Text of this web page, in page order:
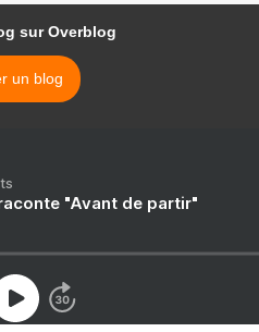
sur Overblog
un blog
"Avant de partir"